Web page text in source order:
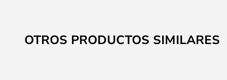
OTROS PRODUCTOS SIMILARES